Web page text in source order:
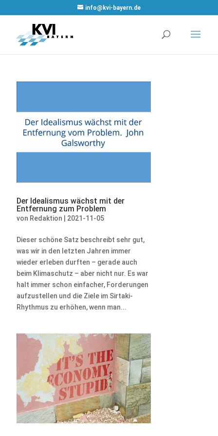
info@kvi-bayern.de
Der Idealismus wächst mit der
Entfernung zum Problem
von Redaktion 2021-11-05
Dieser schöne Satz beschreibt sehr gut,
was wir in den letzten Jahren immer
wieder erleben durften – gerade auch
beim Klimaschutz – aber nicht nur. Es war
halt immer schon einfacher, Forderungen
aufzustellen und die Ziele im Sirtaki-
Rhythmus zu erhöhen, wenn man...
Cookie Plugin
Cookie Banner